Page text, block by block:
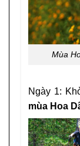
Mùa
Ngày 1:
mùa Hoa